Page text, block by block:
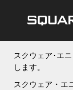
スクウェア･エ
します。
スクウェア・エ